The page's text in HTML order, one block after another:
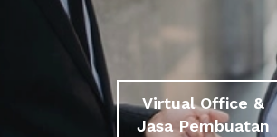
Virtual Office &
Jasa Pembuatan